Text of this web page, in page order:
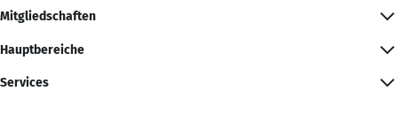
Mitgliedschaften
Hauptbereiche
Services